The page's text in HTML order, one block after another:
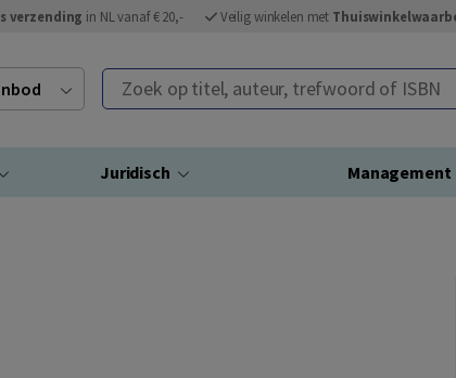
verzending in NL vanaf € 20,- Veilig winkelen met
Zoek op titel, auteur, trefwoord of ISBN
Juridisch Management